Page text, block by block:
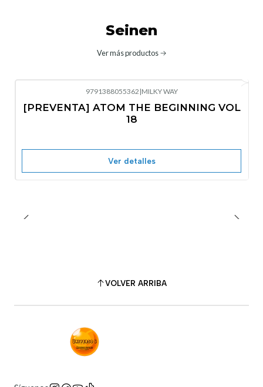
Seinen
Ver más productos
9791388055362 |MILKY WAY
[PREVENTA] ATOM THE BEGINNING VOL
18
Ver detalles
VOLVER ARRIBA